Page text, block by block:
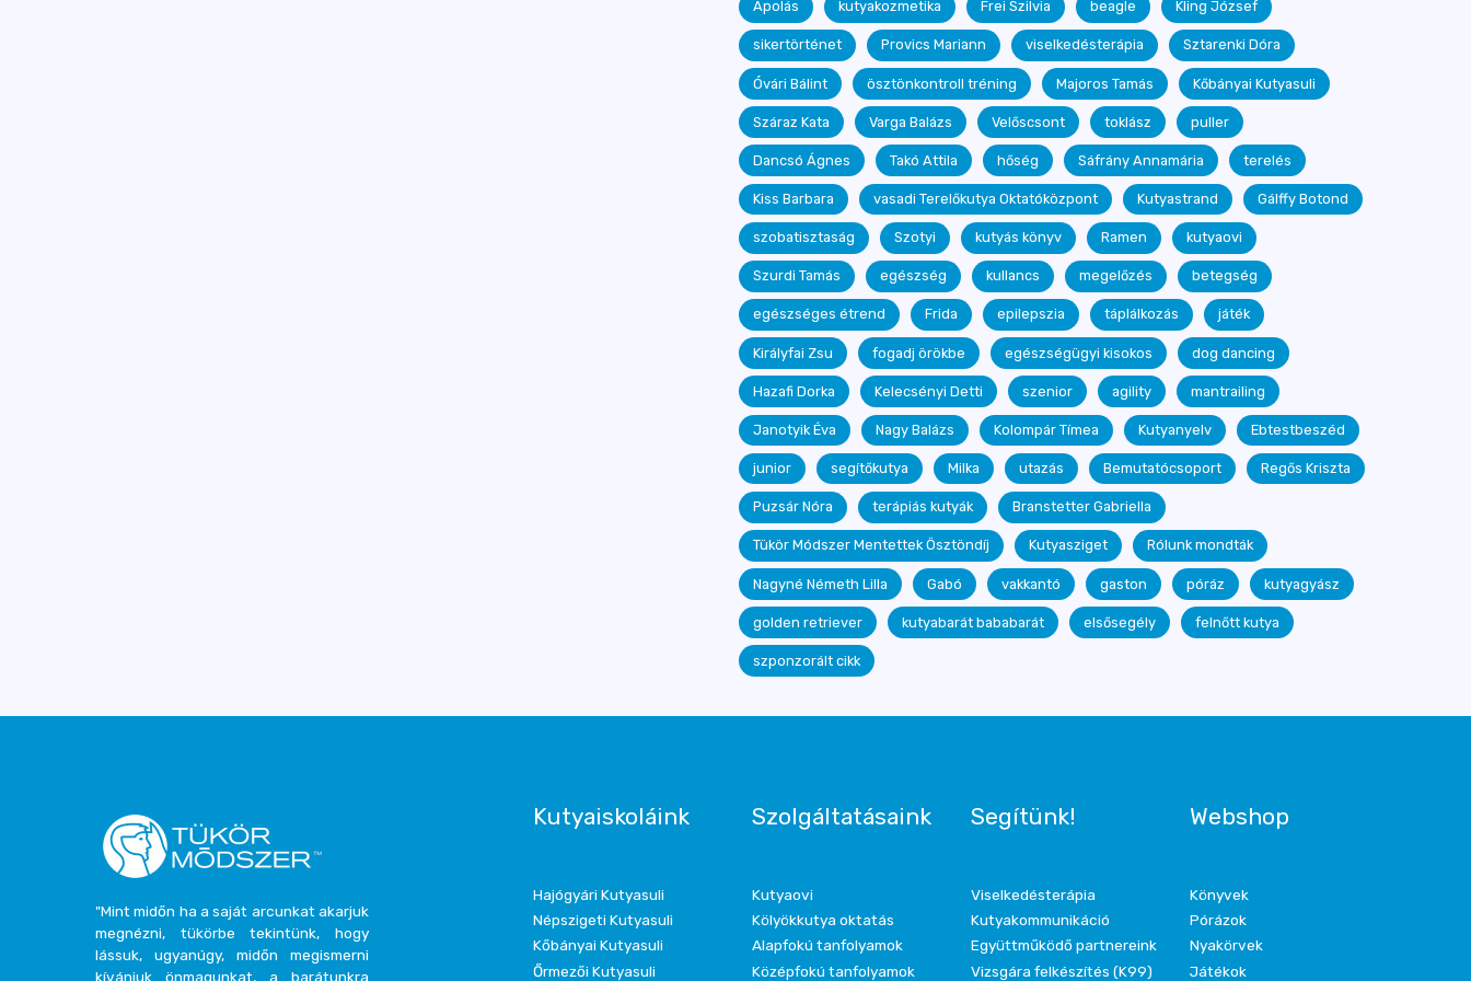
Ápolás kutyakozmetika Frei Szilvia beagle Kling József
sikertörténet Provics Mariann viselkedésterápia Sztarenki Dóra
Óvári Bálint ösztönkontroll tréning Majoros Tamás Kőbányai Kutyasuli
Száraz Kata Varga Balázs Velőscsont toklász puller
Dancsó Ágnes Takó Attila hőség Sáfrány Annamária terelés
Kiss Barbara vasadi Terelőkutya Oktatóközpont Kutyastrand Gálffy Botond
szobatisztaság Szotyi kutyás könyv Ramen kutyaovi
Szurdi Tamás egészség kullancs megelőzés betegség
egészséges étrend Frida epilepszia táplálkozás játék
Királyfai Zsu fogadj örökbe egészségügyi kisokos dog dancing
Hazafi Dorka Kelecsényi Detti szenior agility mantrailing
Janotyik Éva Nagy Balázs Kolompár Tímea Kutyanyelv Ebtestbeszéd
junior segítőkutya Milka utazás Bemutatócsoport Regős Kriszta
Puzsár Nóra terápiás kutyák Branstetter Gabriella
Tükör Módszer Mentettek Ösztöndíj Kutyasziget Rólunk mondták
Nagyné Németh Lilla Gabó vakkantó gaston póráz kutyagyász
golden retriever kutyabarát bababarát elsősegély felnőtt kutya
szponzorált cikk
"Mint midőn ha a saját arcunkat akarjuk
megnézni, tükörbe tekintünk, hogy
lássuk, ugyanúgy, midőn megismerni
kívánjuk önmagunkat, a barátunkra
Kutyaiskoláink
Hajógyári Kutyasuli
Népszigeti Kutyasuli
Kőbányai Kutyasuli
Őrmezői Kutyasuli
Szolgáltatásaink
Kutyaovi
Kölyökkutya oktatás
Alapfokú tanfolyamok
Középfokú tanfolyamok
Segítünk!
Viselkedésterápia
Kutyakommunikáció
Együttműködő partnereink
Vizsgára felkészítés (K99)
Webshop
Könyvek
Pórázok
Nyakörvek
Játékok